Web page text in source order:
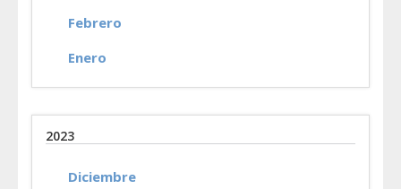
Febrero
Enero
2023
Diciembre